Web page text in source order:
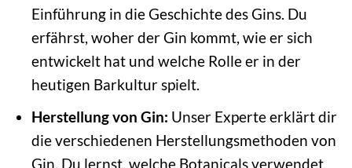
Einführung in die Geschichte des Gins. Du
erfährst, woher der Gin kommt, wie er sich
entwickelt hat und welche Rolle er in der
heutigen Barkultur spielt.
Herstellung von Gin: Unser Experte erklärt dir
die verschiedenen Herstellungsmethoden von
Gin. Du lernst, welche Botanicals verwendet